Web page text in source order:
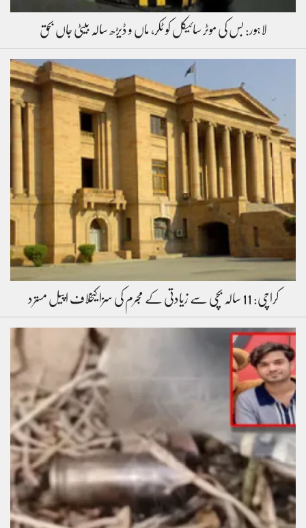
لاہور: بس کی موٹر سائیکل کو ٹکر، ماں و ڈیڑھ سالہ بیٹی جاں بحق
کراچی: 11 سالہ بچی سے زیادتی کے مجرم کی سزا کیخلاف اپیل مسترد